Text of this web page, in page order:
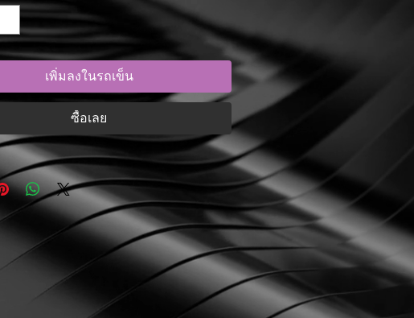
เพิ่มลงในรถเข็น
ซื้อเลย